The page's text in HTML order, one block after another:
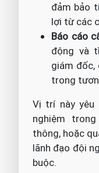
đảm bảo
lợi từ các
Báo cáo
động và
giám
trong
Vị trí này
nghiệm
thông, hoặc
lãnh đạo đội
buộc.